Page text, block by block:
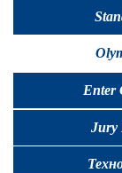
Enter
Jury